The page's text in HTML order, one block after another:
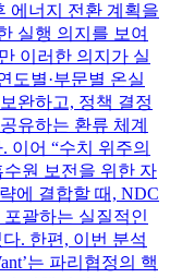
에너지 전환 계획을
실행 의지를 보여
이러한 의지가 실
도별·부문별 온실
완하고, 정책 결정
유하는 환류 체계
이어 “수치 위주의
원 보전을 위한 자
에 결합할 때, NDC
괄하는 실질적인
. 한편, 이번 분석
는 파리협정의 핵